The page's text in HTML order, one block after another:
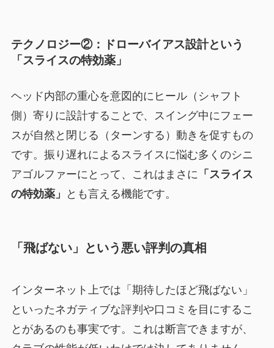
テクノロジー②：ドローバイアス設計という
「スライスの特効薬」
ヘッド内部の重心を意図的にヒール（シャフト
側）寄りに設計することで、スイング中にフェー
スが自然と閉じる（ターンする）動きを促すもの
です。振り遅れによるスライスに悩む多くのシニ
アゴルファーにとって、これはまさに 「スライス
の特効薬」
とも言える機能です。
「飛ばない」という悪い評判の真相
インターネット上では「期待したほど飛ばない」
といったネガティブな評判や口コミを目にするこ
とがあるのも事実です。これは断言できますが、